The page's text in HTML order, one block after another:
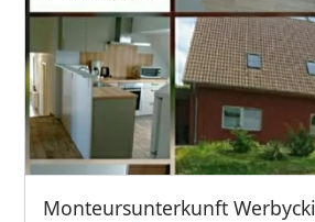
Monteursunterkunft Werbycki